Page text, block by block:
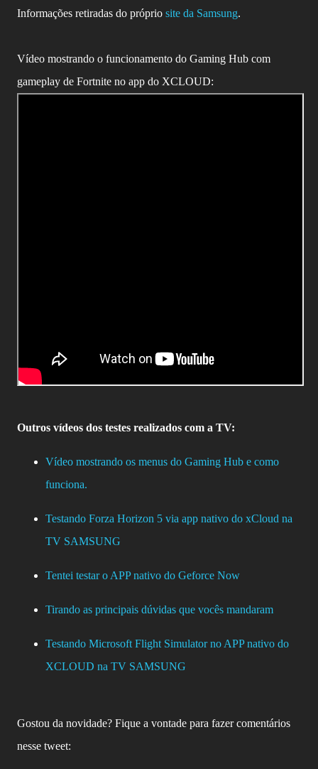
Informações retiradas do próprio site da Samsung.
Vídeo mostrando o funcionamento do Gaming Hub com
gameplay de Fortnite no app do XCLOUD:
Outros vídeos dos testes realizados com a TV:
Vídeo mostrando os menus do Gaming Hub e como
funciona.
Testando Forza Horizon 5 via app nativo do xCloud na
TV SAMSUNG
Tentei testar o APP nativo do Geforce Now
Tirando as principais dúvidas que vocês mandaram
Testando Microsoft Flight Simulator no APP nativo do
XCLOUD na TV SAMSUNG
Gostou da novidade? Fique a vontade para fazer comentários
nesse tweet: